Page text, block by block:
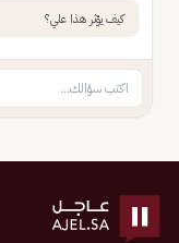
كيف يؤثر هذا علي؟